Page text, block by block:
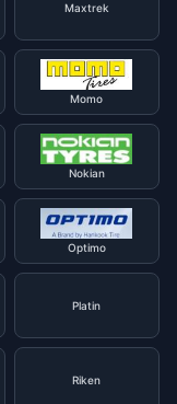
Maxtrek
Momo
Nokian
Optimo
Platin
Riken